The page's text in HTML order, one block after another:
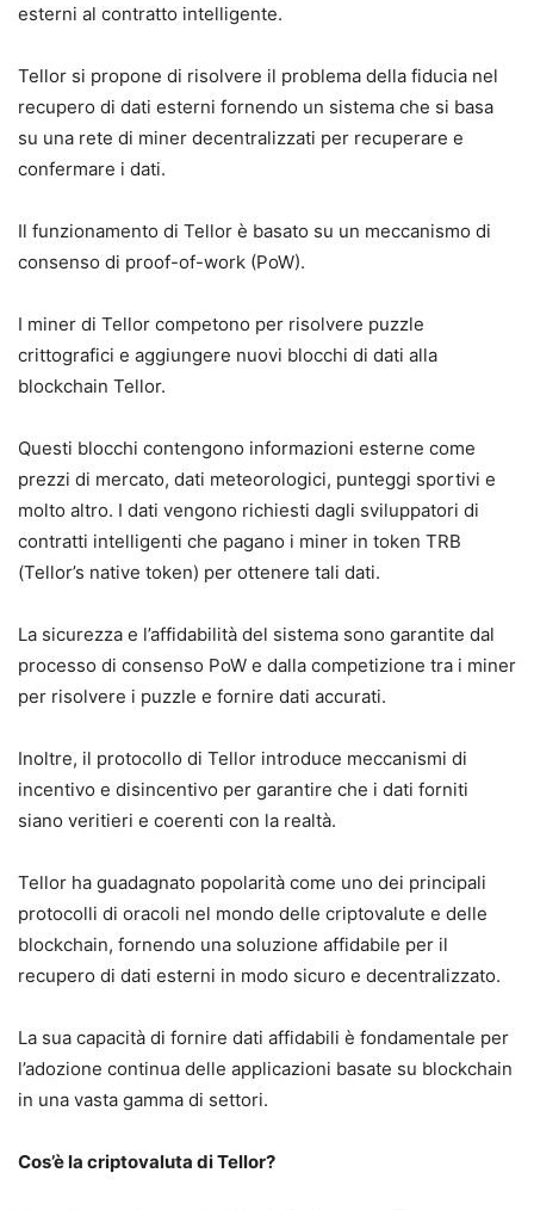
esterni al contratto intelligente.
Tellor si propone di risolvere il problema della fiducia nel
recupero di dati esterni fornendo un sistema che si basa
su una rete di miner decentralizzati per recuperare e
confermare i dati.
Il funzionamento di Tellor è basato su un meccanismo di
consenso di proof-of-work (PoW).
I miner di Tellor competono per risolvere puzzle
crittografici e aggiungere nuovi blocchi di dati alla
blockchain Tellor.
Questi blocchi contengono informazioni esterne come
prezzi di mercato, dati meteorologici, punteggi sportivi e
molto altro. I dati vengono richiesti dagli sviluppatori di
contratti intelligenti che pagano i miner in token TRB
(Tellor’s native token) per ottenere tali dati.
La sicurezza e l’affidabilità del sistema sono garantite dal
processo di consenso PoW e dalla competizione tra i miner
per risolvere i puzzle e fornire dati accurati.
Inoltre, il protocollo di Tellor introduce meccanismi di
incentivo e disincentivo per garantire che i dati forniti
siano veritieri e coerenti con la realtà.
Tellor ha guadagnato popolarità come uno dei principali
protocolli di oracoli nel mondo delle criptovalute e delle
blockchain, fornendo una soluzione affidabile per il
recupero di dati esterni in modo sicuro e decentralizzato.
La sua capacità di fornire dati affidabili è fondamentale per
l’adozione continua delle applicazioni basate su blockchain
in una vasta gamma di settori.
Cos’è la criptovaluta di Tellor?